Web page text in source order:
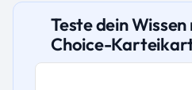
Teste dein
Choice-